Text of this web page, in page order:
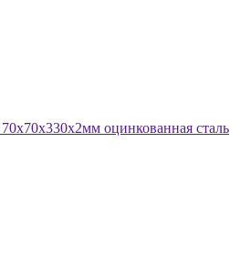
оцинкованная сталь